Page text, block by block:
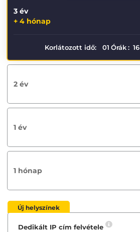
3 év
+ 4 hónap
Korlátozott idő: 01 Órák: 16
2 év
1 év
1 hónap
Új helyszínek
Dedikált IP cím felvétele